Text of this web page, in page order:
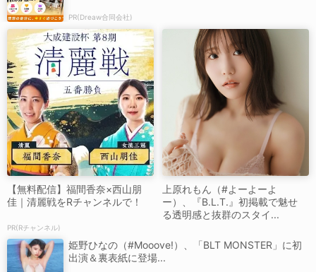
PR(Dreaw合同会社)
【無料配信】福間香奈×西山朋
佳｜清麗戦をRチャンネルで！
PR(Rチャンネル)
上原れもん（#よーよーよ
ー）、『B.L.T.』初掲載で魅せ
る透明感と抜群のスタイ...
姫野ひなの（#Mooove!）、「BLT MONSTER」に初
出演＆裏表紙に登場...